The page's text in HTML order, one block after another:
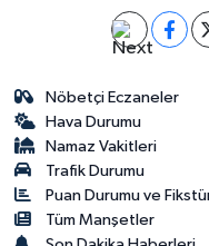
Nöbetçi Eczaneler
Hava Durumu
Namaz Vakitleri
Trafik Durumu
Puan Durumu ve
Tüm Manşetler